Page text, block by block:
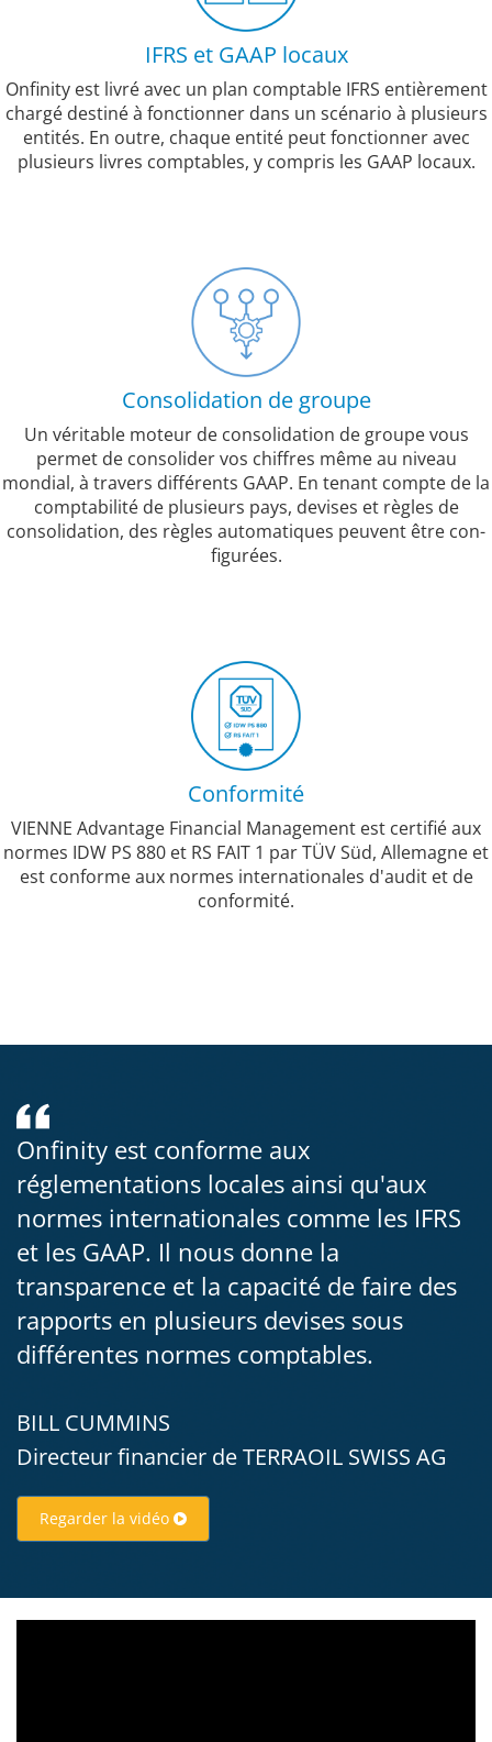
IFRS et GAAP locaux
Onfinity est livré avec un plan comptable IFRS entièrement
chargé destiné à fonctionner dans un scénario à plusieurs
entités. En outre, chaque entité peut fonctionner avec
plusieurs livres comptables, y compris les GAAP locaux.
Consolidation de groupe
Un véritable moteur de consolidation de groupe vous
permet de consolider vos chiffres même au niveau
mondial, à travers différents GAAP. En tenant compte de la
comptabilité de plusieurs pays, devises et règles de
consolidation, des règles automatiques peuvent être con-
figurées.
Conformité
VIENNE Advantage Financial Management est certifié aux
normes IDW PS 880 et RS FAIT 1 par TÜV Süd, Allemagne et
est conforme aux normes internationales d'audit et de
conformité.
Onfinity est conforme aux
réglementations locales ainsi qu'aux
normes internationales comme les IFRS
et les GAAP. Il nous donne la
transparence et la capacité de faire des
rapports en plusieurs devises sous
différentes normes comptables.
BILL CUMMINS
Directeur financier de TERRAOIL SWISS AG
Regarder la vidéo